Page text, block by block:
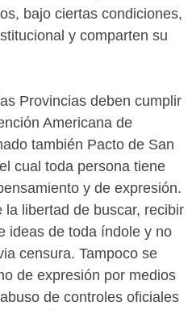
bajo ciertas condiciones,
y comparten su
Provincias deben cumplir
Americana de
también Pacto de San
cual toda persona tiene
y de expresión.
libertad de buscar, recibir
ideas de toda índole y no
censura. Tampoco se
de expresión por medios
de controles oficiales